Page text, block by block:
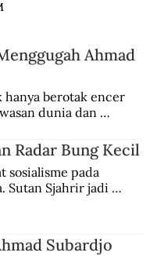
Ahmad
hanya berotak encer
dunia dan
hingga Sun Yat-sen.
Radar Bung Kecil
sosialisme pada
Sutan Sjahrir jadi
Subardjo